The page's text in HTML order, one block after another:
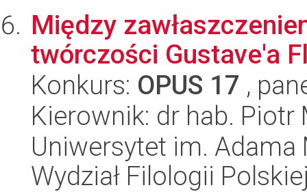
Między
twórczości Gustave'a
Konkurs: OPUS 17 ,
Kierownik: dr hab. Piotr
Uniwersytet im.
Wydział Filologii